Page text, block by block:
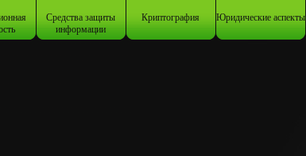
Средства защиты
информации
Криптография Юридические аспекты